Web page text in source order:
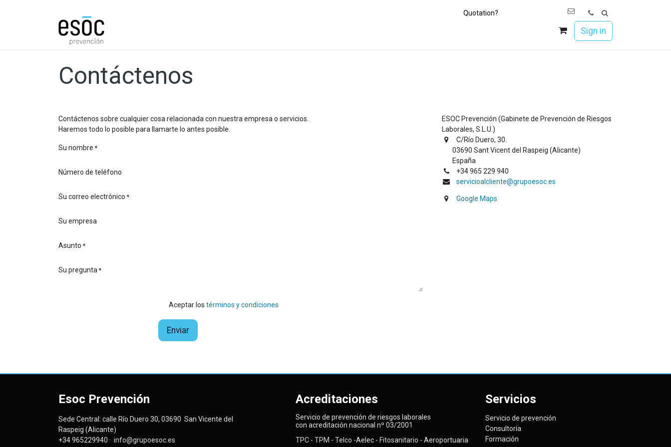
Quotation?
Sign in
Contáctenos
Contáctenos sobre cualquier cosa relacionada con nuestra empresa o servicios.
Haremos todo lo posible para llamarte lo antes posible.
Su nombre *
Número de teléfono
Su correo electrónico *
Su empresa
Asunto *
Su pregunta *
Aceptar los términos y condiciones
Enviar
ESOC Prevención (Gabinete de Prevención de Riesgos
Laborales, S.L.U.)
C/Río Duero, 30.
03690 Sant Vicent del Raspeig (Alicante)
España​
+34 965 229 940
servicioalcliente@grupoesoc.es
Google Maps
Esoc Prevención
Sede Central: calle Río Duero 30, 03690 San Vicente del
Raspeig (Alicante)
+34 965229940 · info@grupoesoc.es
Acreditaciones
Servicio de prevención de riesgos laborales
con acreditación nacional nº 03/2001
TPC - TPM - Telco -Aelec - Fitosanitario - Aeroportuaria
Servicios
Servicio de prevención
Consultoría
Formación